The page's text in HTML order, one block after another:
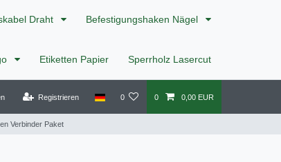
Draht Befestigungshaken Nägel
Etiketten Papier Sperrholz Lasercut
Registrieren 0 0 0,00 EUR
Verbinder Paket